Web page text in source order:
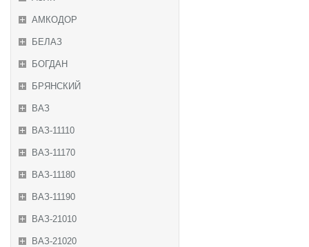
АМКОДОР
БЕЛАЗ
БОГДАН
БРЯНСКИЙ
ВАЗ
ВАЗ-11110
ВАЗ-11170
ВАЗ-11180
ВАЗ-11190
ВАЗ-21010
ВАЗ-21020